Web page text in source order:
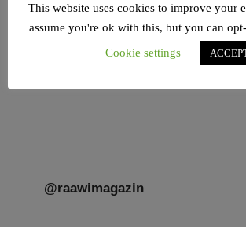
@raawimagazin
This website uses cookies to improve your
assume you're ok with this, but you can
Cookie settings